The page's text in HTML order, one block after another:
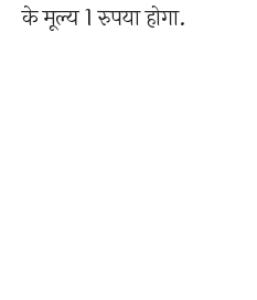
के मूल्य 1 रुपया होगा.